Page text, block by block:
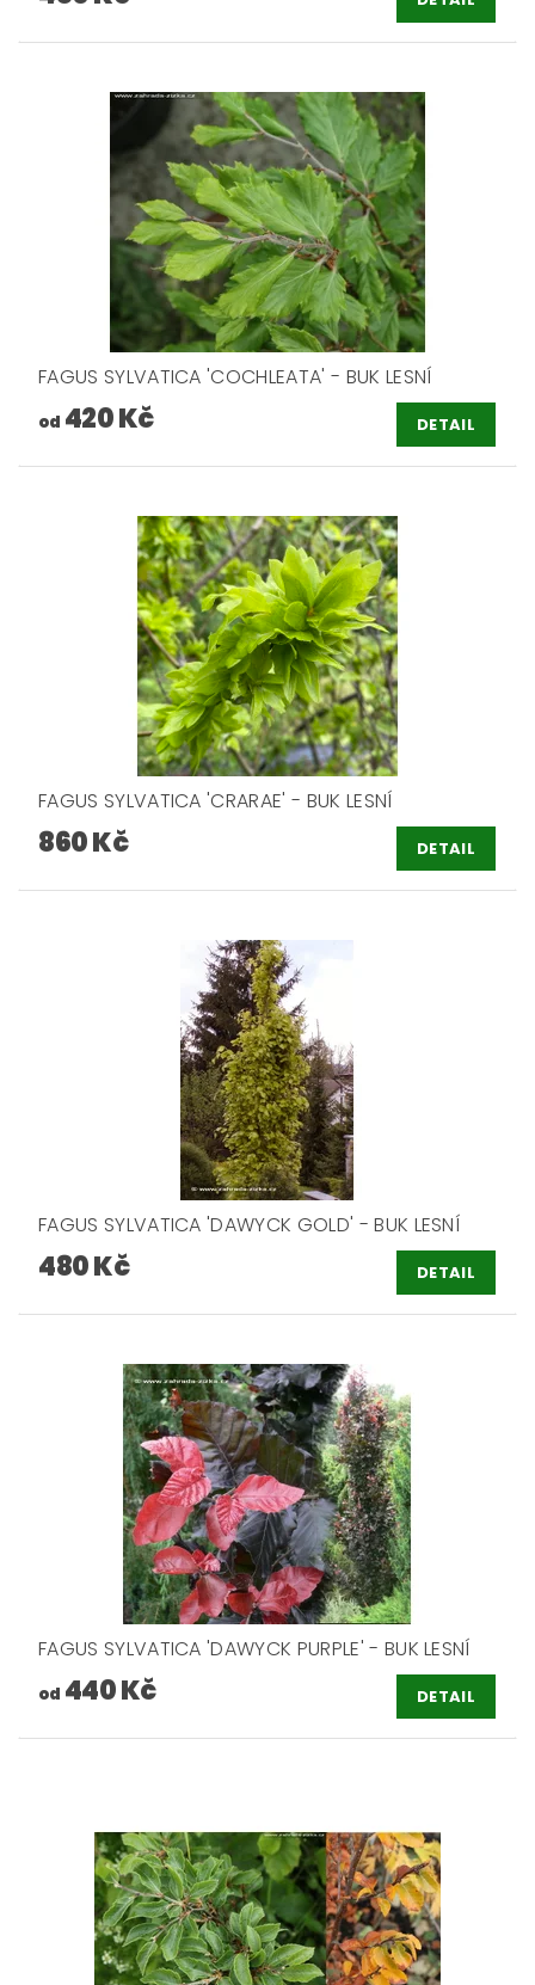
FAGUS SYLVATICA 'COCHLEATA' - BUK LESNÍ
od 420 Kč DETAIL
FAGUS SYLVATICA 'CRARAE' - BUK LESNÍ
860 Kč DETAIL
FAGUS SYLVATICA 'DAWYCK GOLD' - BUK LESNÍ
480 Kč DETAIL
FAGUS SYLVATICA 'DAWYCK PURPLE' - BUK LESNÍ
od 440 Kč DETAIL